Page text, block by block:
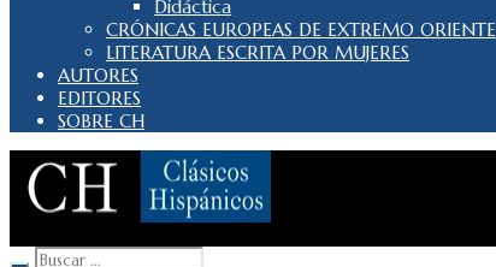
Didáctica
CRÓNICAS EUROPEAS DE EXTREMO ORIENTE
LITERATURA ESCRITA POR MUJERES
AUTORES
EDITORES
SOBRE CH